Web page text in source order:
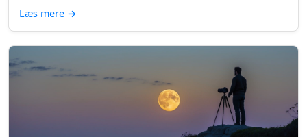
Læs mere →